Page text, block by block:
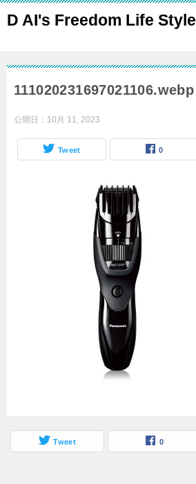
D AI's Freedom Life Style
111020231697021106.webp
公開日： 10月 11, 2023
Tweet 0
Tweet 0